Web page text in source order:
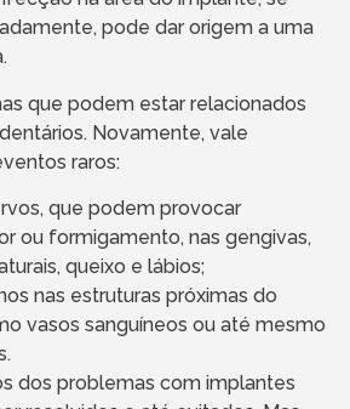
pode dar origem a uma
que podem estar relacionados
Novamente, vale
raros:
que podem provocar
ou formigamento, nas gengivas,
queixo e lábios;
nas estruturas próximas do
vasos sanguíneos ou até mesmo
dos problemas com implantes